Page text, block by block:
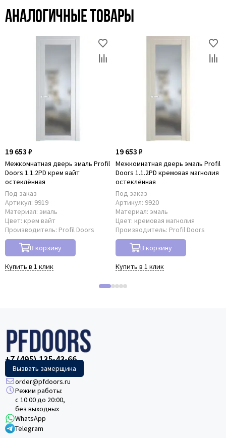
Аналогичные товары
19 653 ₽
Межкомнатная дверь эмаль Profil
Doors 1.1.2PD крем вайт
остеклённая
Под заказ
Артикул: 9919
Материал: эмаль
Цвет: крем вайт
Производитель: Profil Doors
В корзину
Купить в 1 клик
19 653 ₽
Межкомнатная дверь эмаль Profil
Doors 1.1.2PD кремовая магнолия
остеклённая
Под заказ
Артикул: 9920
Материал: эмаль
Цвет: кремовая магнолия
Производитель: Profil Doors
В корзину
Купить в 1 клик
+7 (495) 135-43-66
Вызвать замерщика
order@pfdoors.ru
Режим работы:
с 10:00 до 20:00,
без выходных
WhatsApp
Telegram